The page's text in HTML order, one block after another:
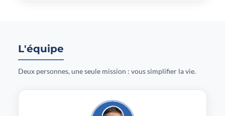
L'équipe
Deux personnes, une seule mission : vous simplifier la vie.